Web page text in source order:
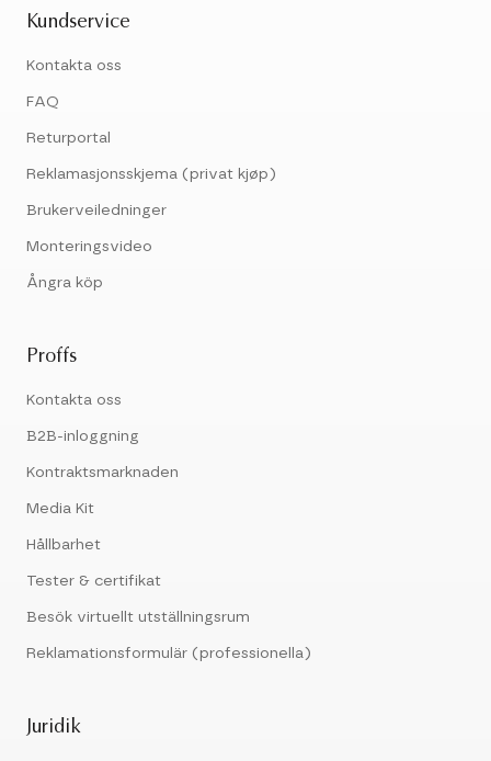
Kundservice
Kontakta oss
FAQ
Returportal
Reklamasjonsskjema (privat kjøp)
Brukerveiledninger
Monteringsvideo
Ångra köp
Proffs
Kontakta oss
B2B-inloggning
Kontraktsmarknaden
Media Kit
Hållbarhet
Tester & certifikat
Besök virtuellt utställningsrum
Reklamationsformulär (professionella)
Juridik